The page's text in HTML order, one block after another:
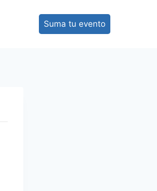
Suma tu evento